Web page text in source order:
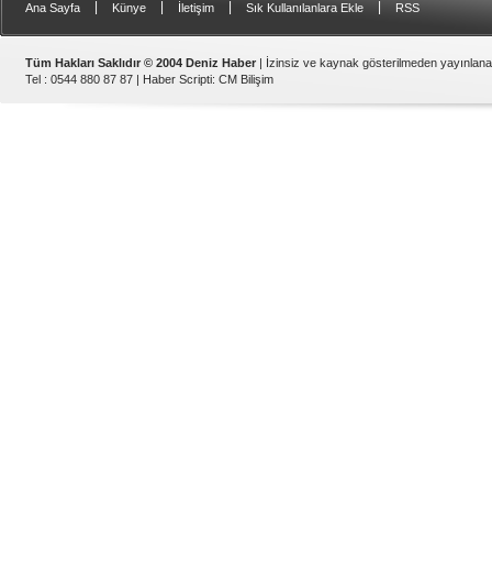
Ana Sayfa Künye İletişim Sık Kullanılanlara Ekle RSS
Tüm Hakları Saklıdır © 2004 Deniz Haber | İzinsiz ve kaynak gösterilmeden
Tel : 0544 880 87 87 | Haber Scripti: CM Bilişim